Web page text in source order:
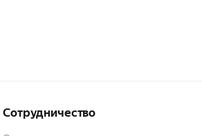
Сотрудничество